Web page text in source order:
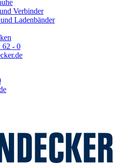
Verbinder
Ladenbänder
62 - 0